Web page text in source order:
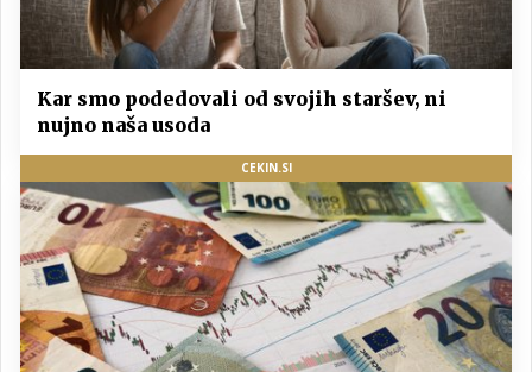
Kar smo podedovali od svojih staršev, ni
nujno naša usoda
CEKIN.SI